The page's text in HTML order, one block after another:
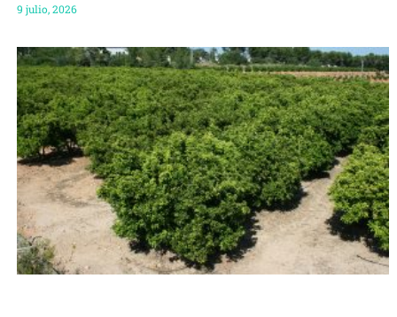
9 julio, 2026